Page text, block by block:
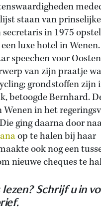
staan van
in 1975
luxe hotel in Wenen.
speechen voor
van zijn praatje
grondstoffen zijn
betoogde Bernhard.
Wenen in het
ging daarna door
op te halen bij haar
ook nog een
nieuwe cheques te
Schrijf u in